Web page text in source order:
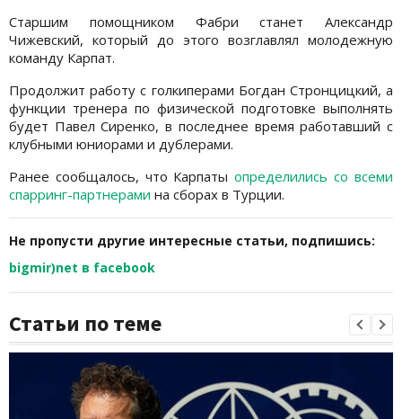
Старшим помощником Фабри станет Александр
Чижевский, который до этого возглавлял молодежную
команду Карпат.
Продолжит работу с голкиперами Богдан Стронцицкий, а
функции тренера по физической подготовке выполнять
будет Павел Сиренко, в последнее время работавший с
клубными юниорами и дублерами.
Ранее сообщалось, что Карпатыопределились со всеми
спарринг-партнерами на сборах в Турции.
Не пропусти другие интересные статьи, подпишись:
bigmir)net в facebook
Статьи по теме